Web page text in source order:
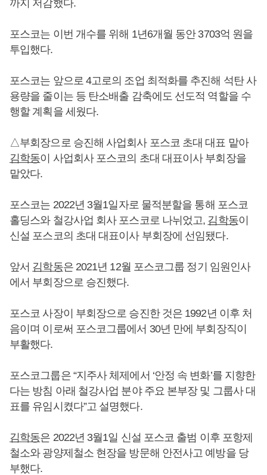
까지 저감했다.
포스코는 이번 개수를 위해 1년6개월 동안 3703억 원을
투입했다.
포스코는 앞으로 4고로의 조업 최적화를 추진해 석탄 사
용량을 줄이는 등 탄소배출 감축에도 선도적 역할을 수
행할 계획을 세웠다.
△부회장으로 승진해 사업회사 포스코 초대 대표 맡아
김학동이 사업회사 포스코의 초대 대표이사 부회장을
맡았다.
포스코는 2022년 3월1일자로 물적분할을 통해 포스코
홀딩스와 철강사업 회사 포스코로 나뉘었고, 김학동이
신설 포스코의 초대 대표이사 부회장에 선임됐다.
앞서 김학동은 2021년 12월 포스코그룹 정기 임원인사
에서 부회장으로 승진했다.
포스코 사장이 부회장으로 승진한 것은 1992년 이후 처
음이며 이로써 포스코그룹에서 30년 만에 부회장직이
부활했다.
포스코그룹은 “지주사 체제에서 ‘안정 속 변화’를 지향한
다는 방침 아래 철강사업 분야 주요 본부장 및 그룹사 대
표를 유임시켰다”고 설명했다.
김학동은 2022년 3월1일 신설 포스코 출범 이후 포항제
철소와 광양제철소 현장을 방문해 안전사고 예방을 당
부했다.